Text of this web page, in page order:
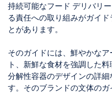
持続可能なフード デリバリ
る責任への取り組みがガイ
とがあります。
そのガイドには、鮮やかな
ト、新鮮な食材を強調した
分解性容器のデザインの詳
す。そのブランドの文体の